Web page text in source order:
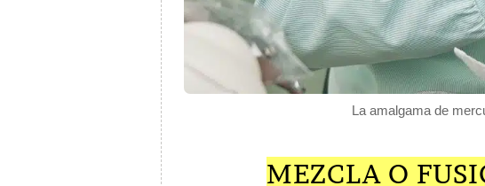
La amalgama de
MEZCLA O